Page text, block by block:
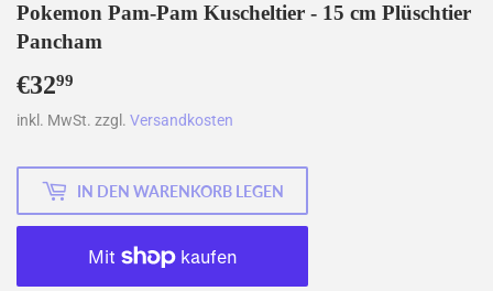
Pokemon Pam-Pam Kuscheltier - 15 cm Plüschtier
Pancham
€3299
inkl. MwSt. zzgl. Versandkosten
IN DEN WARENKORB LEGEN